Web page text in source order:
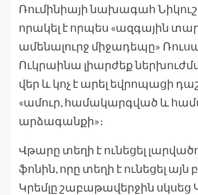
Ռումինիայի նախագահ
որակել է որպես «ազգային
ամենալուրջ միջադեպը»
Ուկրաինա լիարժեք
վեր և կոչ է արել եվրոպացի
«ամուր, համակարգված և
արձագանքի»։
Վթարը տեղի է ունեցել
ֆոնին, որը տեղի է ունեցել
Կրեմլը շաբաթավերջին սկսեց